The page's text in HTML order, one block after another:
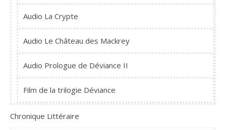
Audio La Crypte
Audio Le Château des Mackrey
Audio Prologue de Déviance II
Film de la trilogie Déviance
Chronique Littéraire